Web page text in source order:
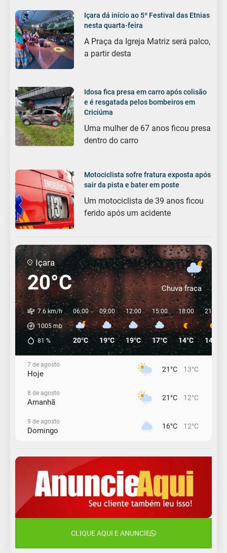
Içara dá início ao 5º Festival das Etnias
nesta quarta-feira
A Praça da Igreja Matriz será palco,
a partir desta
Idosa fica presa em carro após colisão
e é resgatada pelos bombeiros em
Criciúma
Uma mulher de 67 anos ficou presa
dentro do carro
Motociclista sofre fratura exposta após
sair da pista e bater em poste
Um motociclista de 39 anos ficou
ferido após um acidente
Içara
20°C Chuva fraca
7.6 km/h
1005 mb
81%
06:00
20°C
09:00
19°C
12:00
19°C
15:00
17°C
18:00
14°C
21:00
14°C
7 de agosto
Hoje 21°C 13°C
8 de agosto
Amanhã 21°C 12°C
9 de agosto
Domingo 16°C 12°C
Segunda-Feira
11 de agosto
Terça-Feira
CLIQUE AQUI E ANUNCIE